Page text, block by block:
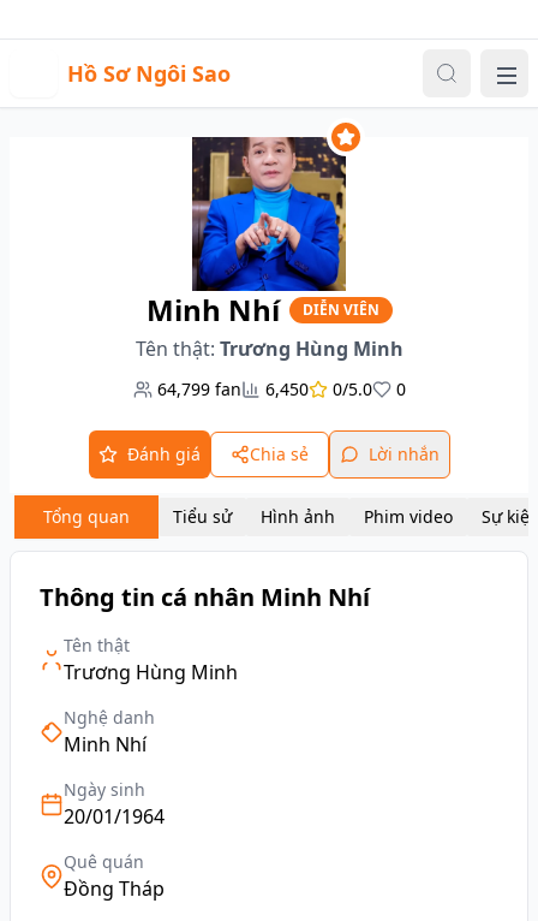
Hồ Sơ Ngôi Sao
Minh Nhí DIỄN VIÊN
Tên thật: Trương Hùng Minh
64,799 fan 6,450 0/5.0 0
Đánh giá Chia sẻ Lời nhắn
Tổng quan Tiểu sử Hình ảnh Phim video Sự
Thông tin cá nhân Minh Nhí
Tên thật
Trương Hùng Minh
Nghệ danh
Minh Nhí
Ngày sinh
20/01/1964
Quê quán
Đồng Tháp